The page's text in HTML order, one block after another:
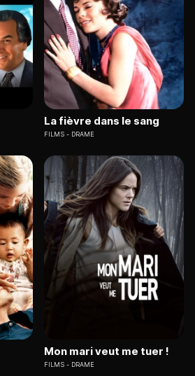
La fièvre dans le sang
FILMS DRAME
Mon mari veut me tuer !
FILMS DRAME